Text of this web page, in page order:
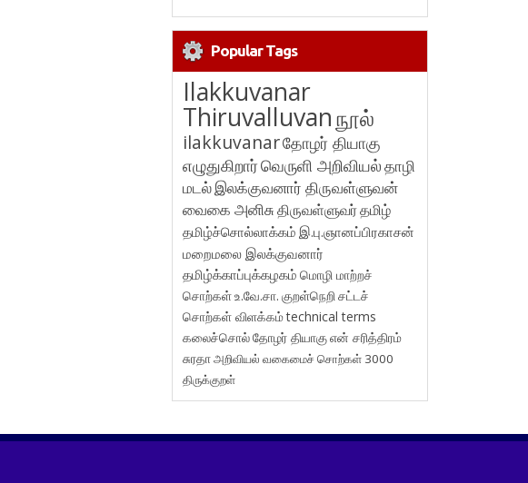
Popular Tags
Ilakkuvanar
Thiruvalluvanநூல்
ilakkuvanarதோழர் தியாகு
எழுதுகிறார்வெருளி அறிவியல்தாழி
மடல்இலக்குவனார் திருவள்ளுவன்
வைகை அனிசுதிருவள்ளுவர்தமிழ்
தமிழ்ச்சொல்லாக்கம் இ.பு.ஞானப்பிரகாசன்
மறைமலை இலக்குவனார்
தமிழ்க்காப்புக்கழகம் மொழி மாற்றச்
சொற்கள்உ.வே.சா. குறள்நெறி சட்டச்
சொற்கள் விளக்கம்technical terms
கலைச்சொல்தோழர் தியாகுஎன் சரித்திரம்
சுரதாஅறிவியல் வகைமைச் சொற்கள் 3000
திருக்குறள்